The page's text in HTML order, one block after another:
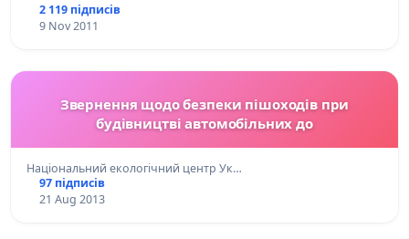
2 119 підписів
9 Nov 2011
Звернення щодо безпеки пішоходів при
будівництві автомобільних до
Національний екологічний центр Ук…
97 підписів
21 Aug 2013